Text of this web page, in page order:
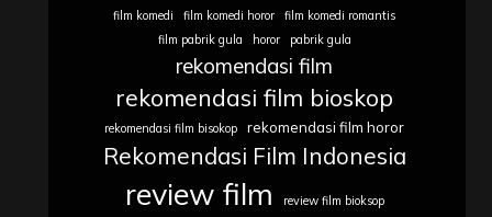
film komedi
film komedi horor
film komedi romantis
film pabrik gula
horor pabrik gula
rekomendasi film
rekomendasi film bioskop
rekomendasi film bisokop rekomendasi film horor
Rekomendasi Film Indonesia
review film review film bioksop